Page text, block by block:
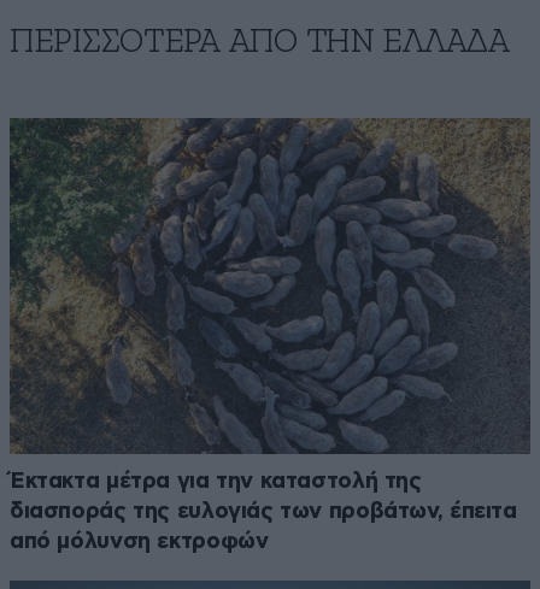
ΠΕΡΙΣΣΟΤΕΡΑ ΑΠΟ ΤΗΝ ΕΛΛΑΔΑ
Έκτακτα μέτρα για την καταστολή της
διασποράς της ευλογιάς των προβάτων, έπειτα
από μόλυνση εκτροφών